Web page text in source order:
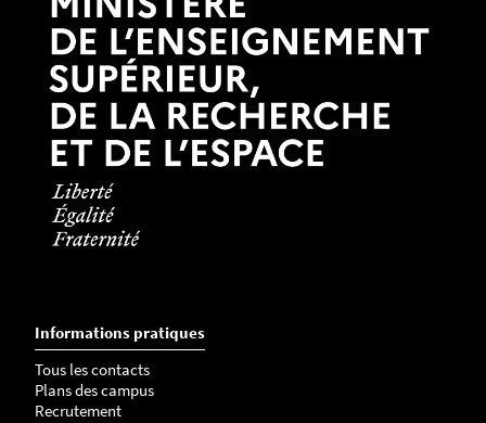
Informations pratiques
Tous les contacts
Plans des campus
Recrutement